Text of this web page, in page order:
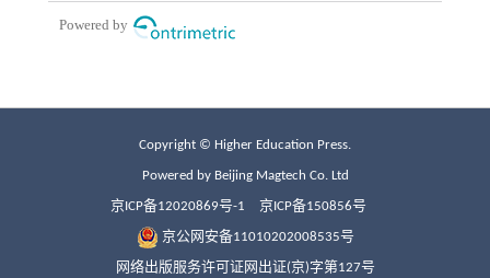
Copyright © Higher Education Press.
Powered by Beijing Magtech Co. Ltd
京ICP备12020869号-1 京ICP备150856号
京公网安备11010202008535号
网络出版服务许可证网出证(京)字第127号